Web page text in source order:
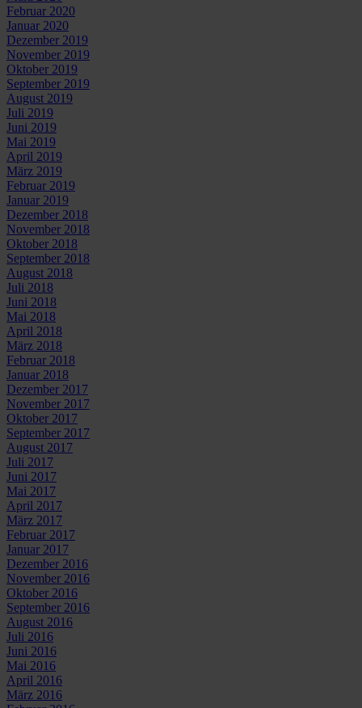
Februar 2020
Januar 2020
Dezember 2019
November 2019
Oktober 2019
September 2019
August 2019
Juli 2019
Juni 2019
Mai 2019
April 2019
März 2019
Februar 2019
Januar 2019
Dezember 2018
November 2018
Oktober 2018
September 2018
August 2018
Juli 2018
Juni 2018
Mai 2018
April 2018
März 2018
Februar 2018
Januar 2018
Dezember 2017
November 2017
Oktober 2017
September 2017
August 2017
Juli 2017
Juni 2017
Mai 2017
April 2017
März 2017
Februar 2017
Januar 2017
Dezember 2016
November 2016
Oktober 2016
September 2016
August 2016
Juli 2016
Juni 2016
Mai 2016
April 2016
März 2016